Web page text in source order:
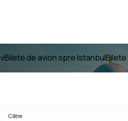
Bilete de avion spre IstanbulBilete
Către